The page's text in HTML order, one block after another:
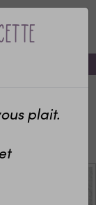
code bienvenue
plait.